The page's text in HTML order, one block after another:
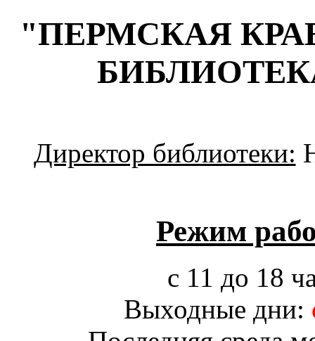
"ПЕРМСКАЯ
Директор библиотеки:
Режим
с 11 до 18
Выходные дни: